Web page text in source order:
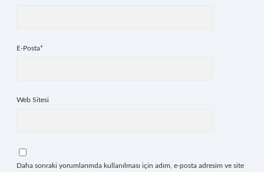
E-Posta*
Web Sitesi
Daha sonraki yorumlarımda kullanılması için adım, e-posta adresim ve site